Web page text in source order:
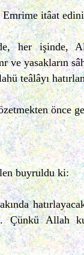
itâat
her işinde,
ve yasakların
teâlâyı
önce
buyruldu ki:
Çünkü Allah